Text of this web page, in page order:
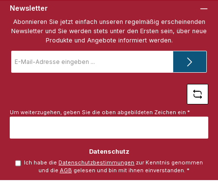
Newsletter
Abonnieren Sie jetzt einfach unseren regelmäßig erscheinenden
Newsletter und Sie werden stets unter den Ersten sein, über neue
Produkte und Angebote informiert werden.
Mail-
Adresse
Um weiterzugehen, geben Sie die oben abgebildeten Zeichen ein *
Datenschutz
Ich habe die Datenschutzbestimmungen zur Kenntnis genommen
und die AGB gelesen und bin mit ihnen einverstanden. *